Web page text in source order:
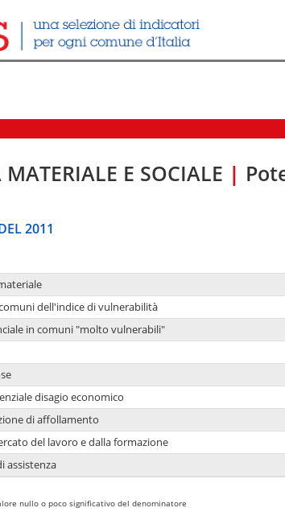
E SOCIALE |
2011
dell'indice di vulnerabilità
in comuni "molto vulnerabili"
disagio economico
di affollamento
del lavoro e dalla formazione
assistenza
nullo o poco significativo del denominatore